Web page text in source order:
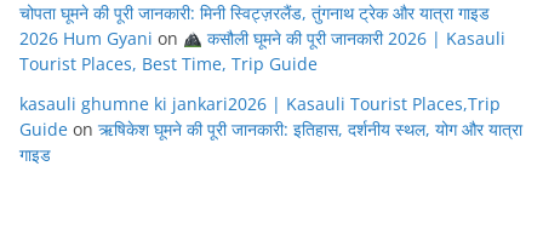
चोपता घूमने की पूरी जानकारी: मिनी स्विट्ज़रलैंड, तुंगनाथ ट्रेक और यात्रा गाइड
2026 Hum Gyani on
कसौली घूमने की पूरी जानकारी 2026 | Kasauli
Tourist Places, Best Time, Trip Guide
kasauli ghumne ki jankari2026 | Kasauli Tourist Places,Trip
Guide on ऋषिकेश घूमने की पूरी जानकारी: इतिहास, दर्शनीय स्थल, योग और यात्रा
गाइड